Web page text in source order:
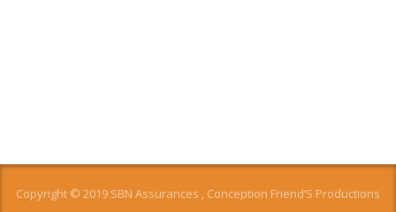
Copyright © 2019 SBN Assurances , Conception Friend’S Productions